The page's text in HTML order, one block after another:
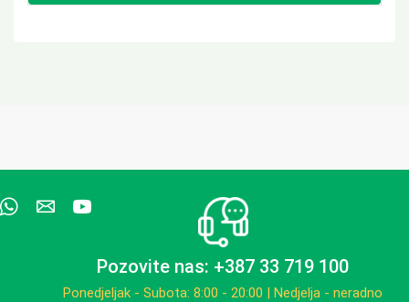
Pozovite nas: +387 33 719 100
Ponedjeljak - Subota: 8:00 - 20:00 | Nedjelja - neradno